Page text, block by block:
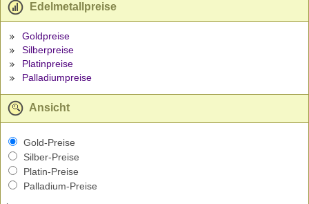
Edelmetallpreise
Goldpreise
Silberpreise
Platinpreise
Palladiumpreise
Ansicht
Gold-Preise
Silber-Preise
Platin-Preise
Palladium-Preise